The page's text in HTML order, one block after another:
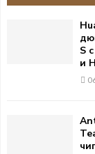
S
и